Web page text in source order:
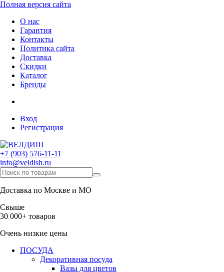
Полная версия сайта
О нас
Гарантия
Контакты
Политика сайта
Доставка
Скидки
Каталог
Бренды
Вход
Регистрация
+7 (903) 576-11-11
info@veldish.ru
Доставка по Москве и МО
Свыше
30 000+ товаров
Очень низкие цены
ПОСУДА
Декоративная посуда
Вазы для цветов